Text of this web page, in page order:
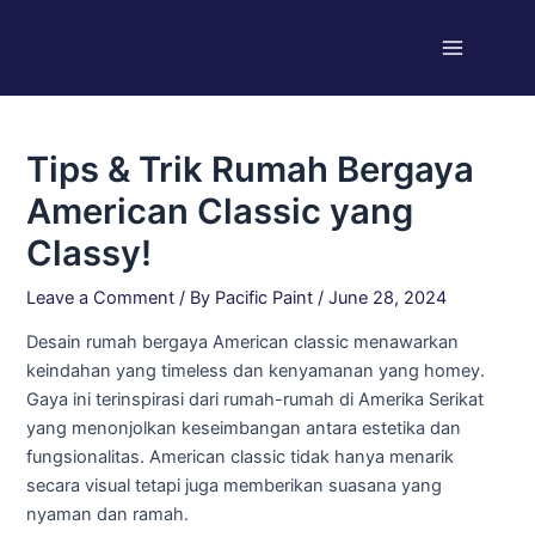
Tips & Trik Rumah Bergaya
American Classic yang
Classy!
Leave a Comment / By Pacific Paint/June 28, 2024
Desain rumah bergaya American classic menawarkan
keindahan yang timeless dan kenyamanan yang homey.
Gaya ini terinspirasi dari rumah-rumah di Amerika Serikat
yang menonjolkan keseimbangan antara estetika dan
fungsionalitas. American classic tidak hanya menarik
secara visual tetapi juga memberikan suasana yang
nyaman dan ramah.